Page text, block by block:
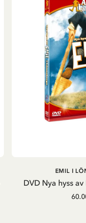
LÄGG I
DVD Nya hyss
EMIL I